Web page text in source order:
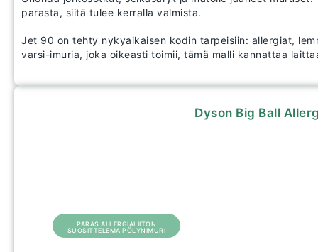
parasta, siitä tulee kerralla valmista.
Jet 90 on tehty nykyaikaisen kodin tarpeisiin: allergiat,
varsi-imuria, joka oikeasti toimii, tämä malli kannattaa
Dyson Big Ball
PARAS ALLERGIALIITON
SUOSITTELEMA PÖLYNIMURI